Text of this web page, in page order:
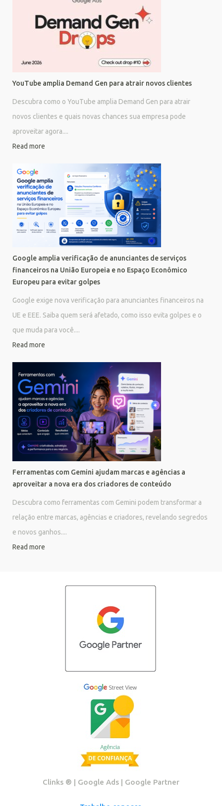
YouTube amplia Demand Gen para atrair novos clientes
Descubra como o YouTube amplia Demand Gen para atrair
novos clientes e quais novas chances sua empresa pode
aproveitar agora....
Read more
Google amplia verificação de anunciantes de serviços
financeiros na União Europeia e no Espaço Econômico
Europeu para evitar golpes
Google exige nova verificação para anunciantes financeiros na
UE e EEE. Saiba quem será afetado, como isso evita golpes e o
que muda para você....
Read more
Ferramentas com Gemini ajudam marcas e agências a
aproveitar a nova era dos criadores de conteúdo
Descubra como ferramentas com Gemini podem transformar a
relação entre marcas, agências e criadores, revelando segredos
e novos ganhos....
Read more
Clinks ®️ | Google Ads | Google Partner